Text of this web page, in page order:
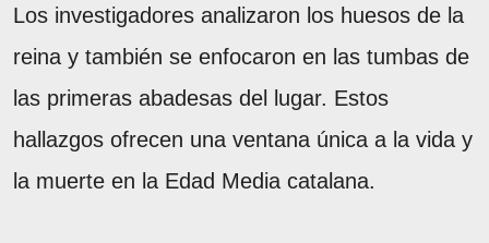
Los investigadores analizaron los huesos de la
reina y también se enfocaron en las tumbas de
las primeras abadesas del lugar. Estos
hallazgos ofrecen una ventana única a la vida y
la muerte en la Edad Media catalana.